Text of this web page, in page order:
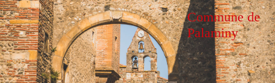
Passer
vers
le
contenu
Commune de
Palaminy